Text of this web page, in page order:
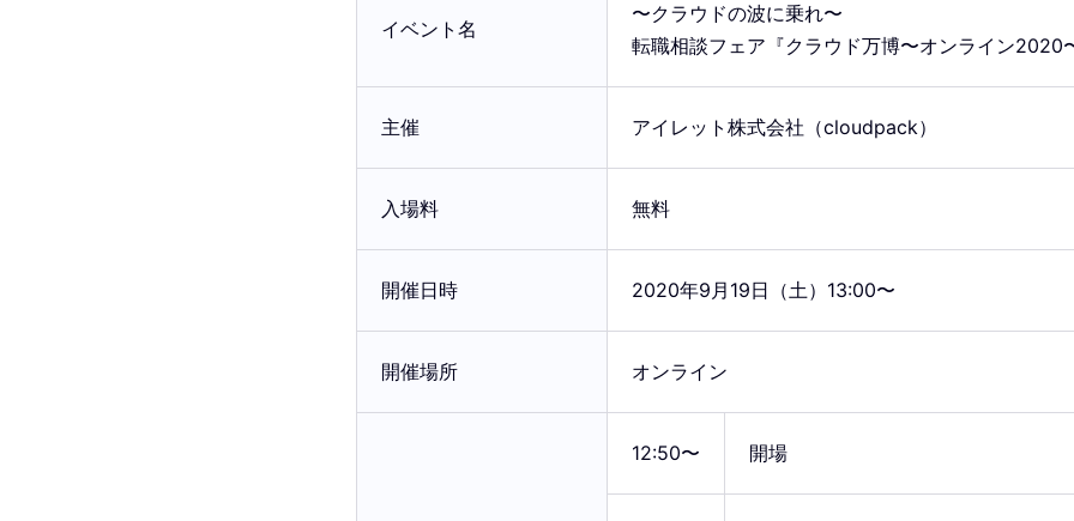
イベント名
〜クラウドの波に乗れ〜
転職相談フェア『クラウド万博〜オンライン2020
主催 アイレット株式会社（cloudpack）
入場料 無料
開催日時 2020年9月19日（土）13:00〜
開催場所 オンライン
12:50〜 開場